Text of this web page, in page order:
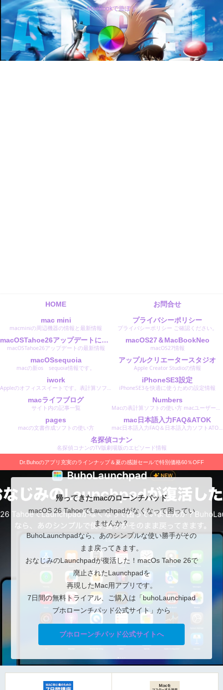
MacBookで遊ぼう
HOME
お問合せ
mac mini
macminiの周辺機器の情報と最新情報
プライバシーポリシー
プライバシーポリシー ご確認ください。
macOSTahoe26アップデートに関する最新情報
macOSTahoe26アップデートの最新情報
macOS27＆MacBookNeo
macOS27情報
macOSsequoia
macの新os sequoia情報です。
アップルクリエータースタジオ
Apple Creator Studioの情報
iwork
Appleのオフィススイートです。表計算ソフトのNumbersナンバーズ文書作成ソフトのPagesページズスライド作成のKeyNoteキーノートです。 Microsoftのオフィスと同等のソフトです。
iPhoneSE3設定
iPhoneSE3を快適に使うための設定情報
macライフブログ
サイト内の記事一覧
Numbers
Macの表計算ソフトの使い方 macユーザーは無料で使えます。 使い易くおすすめのソフトです。
pages
macの文書作成ソフトの使い方
mac日本語入力FAQ&ATOK
mac日本語入力FAQ＆日本語入力ソフトATOKエイトクの設定と使い方
名探偵コナン
名探偵コナンのTV版劇場版のエピソード情報
Dr.Buhoのアプリ充実のラインナップ＆夏の感謝セールで特別価格60％OFF
帰ってきたmacのローンチパッド
macOS 26 TahoeでLaunchpadがなくなって困ってい
ませんか？
BuhoLaunchpadなら、あのシンプルな使い勝手がその
まま戻ってきます。
おなじみのLaunchpadが復活した！macOs Tahoe 26で
廃止されたLaunchpadを
再現したMac用アプリです。
7日間の無料トライアル、ご購入は「buhoLaunchipad
ブホローンチパッド公式サイト」から
ブホローンチパッド公式サイトへ